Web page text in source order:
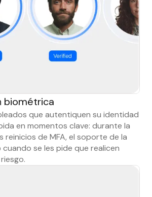
biométrica
que autentiquen su identidad
en momentos clave: durante la
reinicios de MFA, el soporte de la
se les pide que realicen